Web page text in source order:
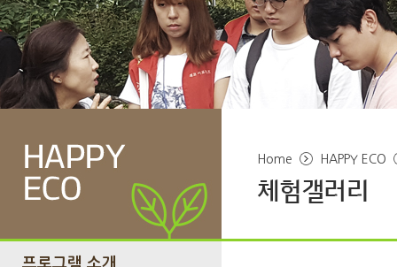
프로그램 소개
Home HAPPY ECO